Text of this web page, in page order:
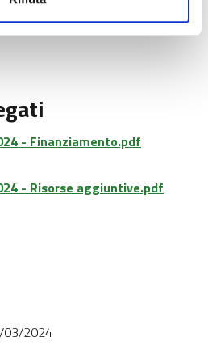
- Finanziamento.pdf
- Risorse aggiuntive.pdf
03/2024